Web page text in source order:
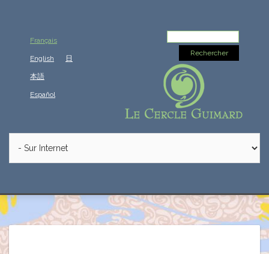
Français
English 日
本語
Español